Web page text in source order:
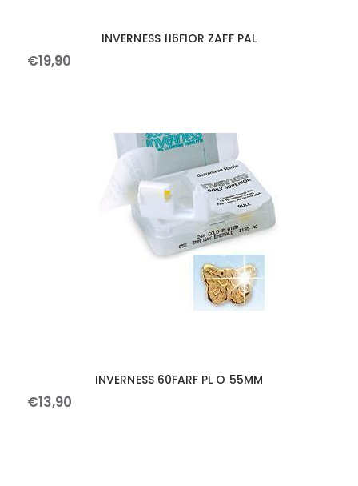
INVERNESS 116FIOR ZAFF PAL
€19,90
INVERNESS 60FARF PL O 55MM
€13,90